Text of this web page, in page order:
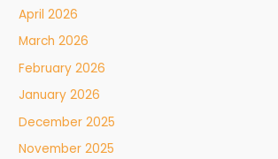
April 2026
March 2026
February 2026
January 2026
December 2025
November 2025